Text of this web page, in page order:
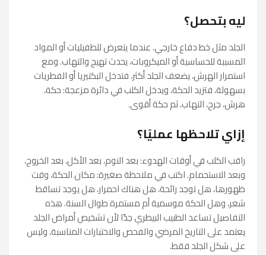
ليه بتحصل؟
الجلد مثل خط دفاع خارجي. عندما يتعرض للطفيليات أو المواد
المسببة للحساسية أو الميكروبات، يحدث تهيج والتهاب. ومع
استمرار الهرش، يضعف الجلد أكثر، فتدخل البكتيريا أو الفطريات
بسهولة، فتزيد الحكة، ويدخل الكلب في دائرة مزعجة: حكة،
هرش، جرح، التهاب، ثم حكة أقوى.
إزاي تلاحظها عمليًا؟
راقب الكلب في أوقات الهدوء: بعد النوم، بعد الأكل، بعد الخروج،
وبعد الاستحمام. اكتب في ملاحظة صغيرة: مكان الحكة، وقت
ظهورها، هل توجد رائحة، هل هناك احمرار، هل يوجد تساقط
شعر، وهل الحكة موسمية أم مستمرة طوال السنة. هذه
التفاصيل تساعد الطبيب البيطري جدًا لأن تشخيص أمراض الجلد
يعتمد على التاريخ المرضي والفحص والاختبارات المناسبة، وليس
على شكل الجلد فقط.